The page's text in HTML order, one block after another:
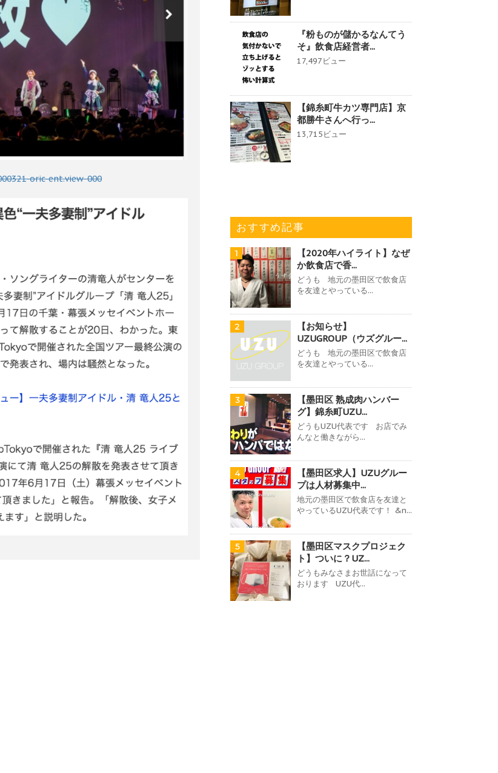
oric-ent.view-000
『粉ものが儲かるなんてう
そ』飲食店経営者...
17,497ビュー
【錦糸町牛カツ専門店】京
都勝牛さんへ行っ...
13,715ビュー
おすすめ記事
1
【2020年ハイライト】なぜ
か飲食店で香...
どうも 地元の墨田区で飲食店
を友達とやっている...
2
【お知らせ】
UZUGROUP（ウズグルー...
どうも 地元の墨田区で飲食店
を友達とやっている...
3
【墨田区 熟成肉ハンバー
グ】錦糸町UZU...
どうもUZU代表です お店でみ
んなと働きながら...
4
【墨田区求人】UZUグルー
プは人材募集中...
地元の墨田区で飲食店を友達と
やっているUZU代表です！ &n...
5
【墨田区マスクプロジェク
ト】ついに？UZ...
どうもみなさまお世話になって
おります UZU代...